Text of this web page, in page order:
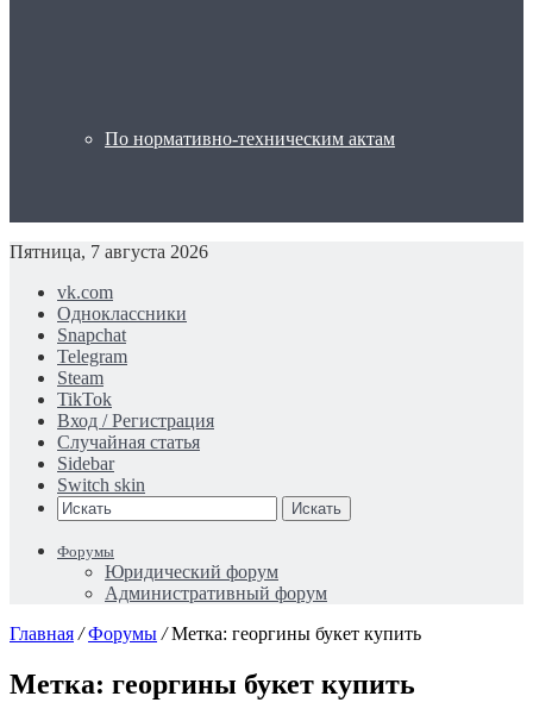
По нормативно-техническим актам
Пятница, 7 августа 2026
vk.com
Одноклассники
Snapchat
Telegram
Steam
TikTok
Вход / Регистрация
Случайная статья
Sidebar
Switch skin
Искать
Форумы
Юридический форум
Административный форум
Главная / Форумы / Метка: георгины букет купить
Метка: георгины букет купить